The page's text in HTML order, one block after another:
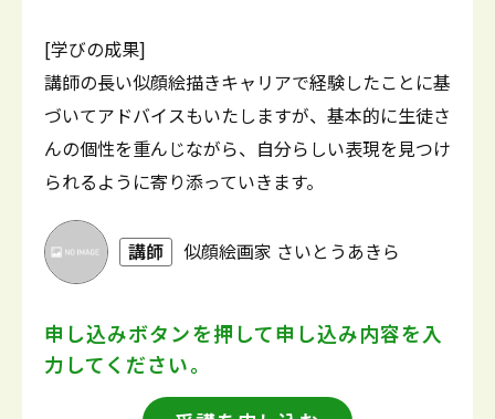
[学びの成果]
講師の長い似顔絵描きキャリアで経験したことに基
づいてアドバイスもいたしますが、基本的に生徒さ
んの個性を重んじながら、自分らしい表現を見つけ
られるように寄り添っていきます。
講師 似顔絵画家 さいとうあきら
申し込みボタンを押して申し込み内容を入
力してください。